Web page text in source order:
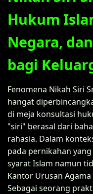
Hukum
Negara,
bagi
Fenomena Nikah Siri
hangat
di meja konsultasi
"siri" berasal dari
rahasia. Dalam
pada pernikahan
syarat Islam namun
Kantor Urusan
Sebagai seorang